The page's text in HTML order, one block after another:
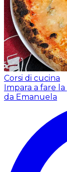
Corsi di cucina
Impara a fare
da Emanuela